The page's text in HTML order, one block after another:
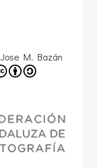
Jose M. Bazán